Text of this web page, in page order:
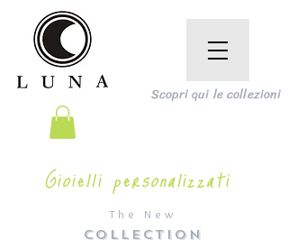
The New
COLLECTION
Scopri qui le collezioni
Gioielli personalizzati